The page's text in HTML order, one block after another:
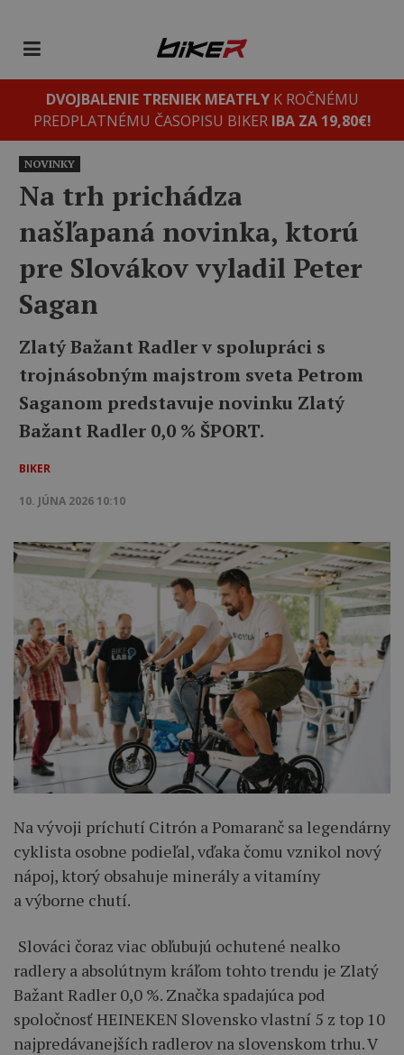
DVOJBALENIE TRENIEK MEATFLYK ROČNÉMU
PREDPLATNÉMU ČASOPISU BIKER IBA ZA 19,80€!
NOVINKY
Na trh prichádza
našľapaná novinka, ktorú
pre Slovákov vyladil Peter
Sagan
Zlatý Bažant Radler v spolupráci s
trojnásobným majstrom sveta Petrom
Saganom predstavuje novinku Zlatý
Bažant Radler 0,0 % ŠPORT.
BIKER
10. JÚNA 2026 10:10
Na vývoji príchutí Citrón a Pomaranč sa legendárny
cyklista osobne podieľal, vďaka čomu vznikol nový
nápoj, ktorý obsahuje minerály a vitamíny
a výborne chutí.
Slováci čoraz viac obľubujú ochutené nealko
radlery a absolútnym kráľom tohto trendu je Zlatý
Bažant Radler 0,0 %. Značka spadajúca pod
spoločnosť HEINEKEN Slovensko vlastní 5 z top 10
najpredávanejších radlerov na slovenskom trhu. V